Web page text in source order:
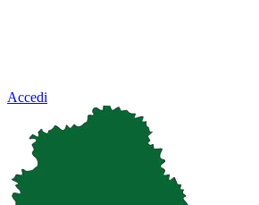
Accedi